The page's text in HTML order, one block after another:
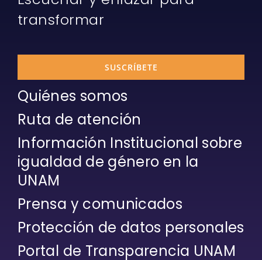
transformar
SUSCRÍBETE
Quiénes somos
Ruta de atención
Información Institucional sobre
igualdad de género en la
UNAM
Prensa y comunicados
Protección de datos personales
Portal de Transparencia UNAM